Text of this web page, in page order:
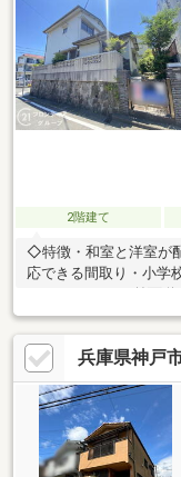
いただきます。お家
せください♪
2階建て
◇特徴・和室と洋室が
応できる間取り・小学
8mのゆとりある前面
市立高丸小学校まで徒
19分◆◇弊社が選ばれ
イナンシャルプランナ
どにも対応できる売却
がりがあるため、最
門家同士が連携をと
お気軽にお問合せくだ
兵庫県神戸